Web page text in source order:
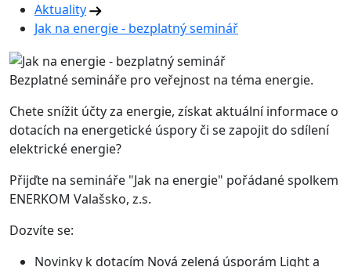
Aktuality
Jak na energie - bezplatný seminář
Bezplatné semináře pro veřejnost na téma energie.
Chete snížit účty za energie, získat aktuální informace o
dotacích na energetické úspory či se zapojit do sdílení
elektrické energie?
Přijďte na semináře "Jak na energie" pořádané spolkem
ENERKOM Valašsko, z.s.
Dozvíte se:
Novinky k dotacím Nová zelená úsporám Light a